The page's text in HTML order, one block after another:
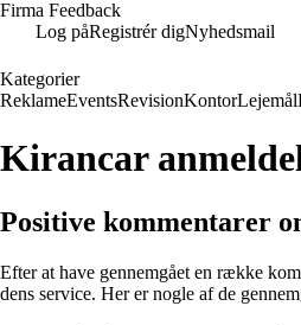
Firma Feedback
Log påRegistrér digNyhedsmail
Kategorier
ReklameEventsRevisionKontorLejemål
Kirancar
Positive kommentarer
Efter at have gennemgået en række
dens service. Her er nogle af de